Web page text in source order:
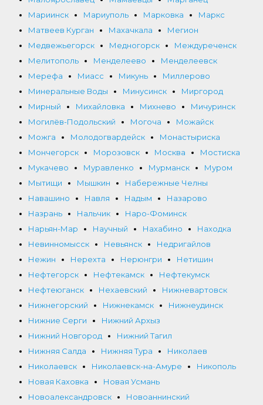
Мариинск
Мариуполь Марковка
Маркс
Матвеев Курган
Махачкала
Мегион
Медвежьегорск
Медногорск
Междуреченск
Мелитополь
Менделеево
Менделеевск
Мерефа
Миасс Микунь
Миллерово
Минеральные Воды
Минусинск
Миргород
Мирный
Михайловка Михнево
Мичуринск
Могилёв-Подольский
Могоча
Можайск
Можга
Молодогвардейск
Монастыриска
Мончегорск
Морозовск Москва
Мостиска
Мукачево
Муравленко Мурманск
Муром
Мытищи
Мышкин
Набережные Челны
Навашино
Навля Надым
Назарово
Назрань
Нальчик
Наро-Фоминск
Нарьян-Мар
Научный Нахабино
Находка
Невинномысск
Невьянск
Недригайлов
Нежин
Нерехта Нерюнгри
Нетишин
Нефтегорск
Нефтекамск
Нефтекумск
Нефтеюганск
Нехаевский
Нижневартовск
Нижнегорский
Нижнекамск
Нижнеудинск
Нижние Серги
Нижний Архыз
Нижний Новгород
Нижний Тагил
Нижняя Салда
Нижняя Тура
Николаев
Николаевск
Николаевск-на-Амуре
Никополь
Новая Каховка
Новая Усмань
Новоалександровск
Новоаннинский